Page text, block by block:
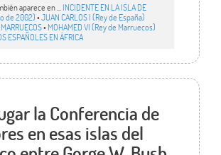
aparece en ... INCIDENTE EN LA ISLA DE
de 2002)•JUAN CARLOS I (Rey de España)
MARRUECOS• MOHAMED VI (Rey de Marruecos)
ESPAÑOLES EN ÁFRICA
la Conferencia de
en esas islas del